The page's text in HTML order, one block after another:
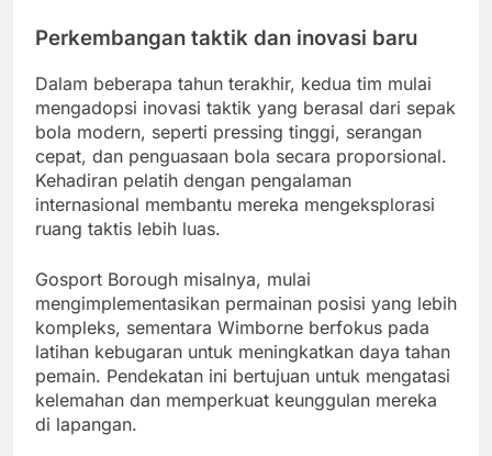
Perkembangan taktik dan inovasi baru
Dalam beberapa tahun terakhir, kedua tim mulai
mengadopsi inovasi taktik yang berasal dari sepak
bola modern, seperti pressing tinggi, serangan
cepat, dan penguasaan bola secara proporsional.
Kehadiran pelatih dengan pengalaman
internasional membantu mereka mengeksplorasi
ruang taktis lebih luas.
Gosport Borough misalnya, mulai
mengimplementasikan permainan posisi yang lebih
kompleks, sementara Wimborne berfokus pada
latihan kebugaran untuk meningkatkan daya tahan
pemain. Pendekatan ini bertujuan untuk mengatasi
kelemahan dan memperkuat keunggulan mereka
di lapangan.